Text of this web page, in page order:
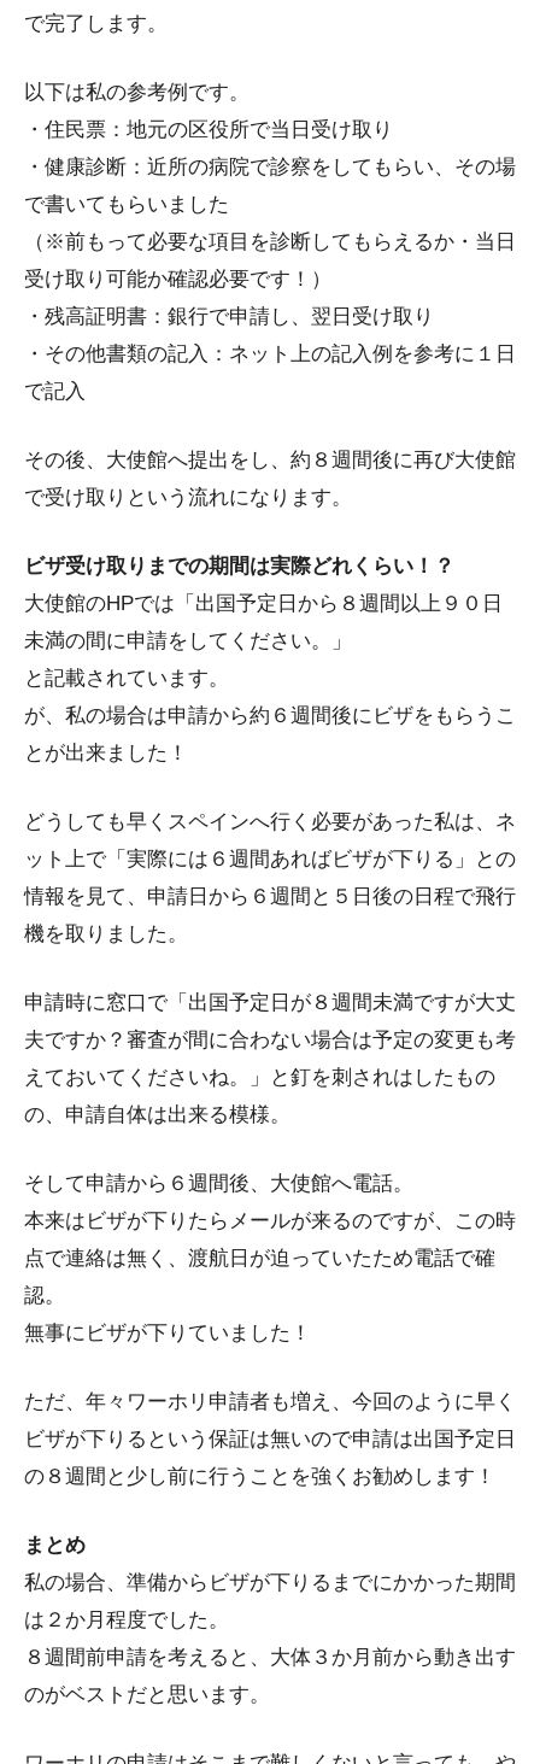
で完了します。
以下は私の参考例です。
・住民票：地元の区役所で当日受け取り
・健康診断：近所の病院で診察をしてもらい、その場
で書いてもらいました
（※前もって必要な項目を診断してもらえるか・当日
受け取り可能か確認必要です！）
・残高証明書：銀行で申請し、翌日受け取り
・その他書類の記入：ネット上の記入例を参考に１日
で記入
その後、大使館へ提出をし、約８週間後に再び大使館
で受け取りという流れになります。
ビザ受け取りまでの期間は実際どれくらい！？
大使館のHPでは「出国予定日から８週間以上９０日
未満の間に申請をしてください。」
と記載されています。
が、私の場合は申請から約６週間後にビザをもらうこ
とが出来ました！
どうしても早くスペインへ行く必要があった私は、ネ
ット上で「実際には６週間あればビザが下りる」との
情報を見て、申請日から６週間と５日後の日程で飛行
機を取りました。
申請時に窓口で「出国予定日が８週間未満ですが大丈
夫ですか？審査が間に合わない場合は予定の変更も考
えておいてくださいね。」と釘を刺されはしたもの
の、申請自体は出来る模様。
そして申請から６週間後、大使館へ電話。
本来はビザが下りたらメールが来るのですが、この時
点で連絡は無く、渡航日が迫っていたため電話で確
認。
無事にビザが下りていました！
ただ、年々ワーホリ申請者も増え、今回のように早く
ビザが下りるという保証は無いので申請は出国予定日
の８週間と少し前に行うことを強くお勧めします！
まとめ
私の場合、準備からビザが下りるまでにかかった期間
は２か月程度でした。
８週間前申請を考えると、大体３か月前から動き出す
のがベストだと思います。